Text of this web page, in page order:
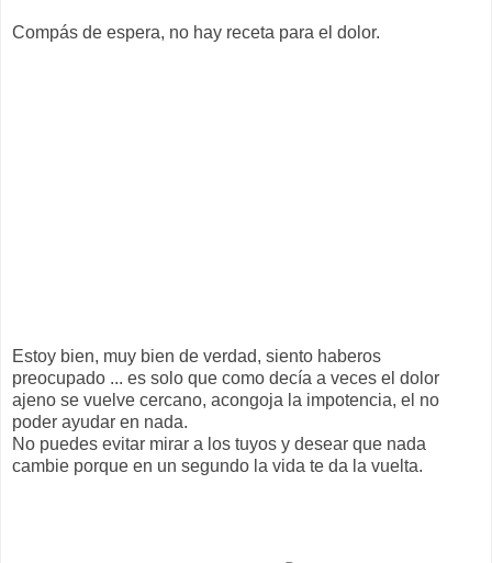
Compás de espera, no hay receta para el dolor.
Estoy bien, muy bien de verdad, siento haberos
preocupado ... es solo que como decía a veces el dolor
ajeno se vuelve cercano, acongoja la impotencia, el no
poder ayudar en nada.
No puedes evitar mirar a los tuyos y desear que nada
cambie porque en un segundo la vida te da la vuelta.